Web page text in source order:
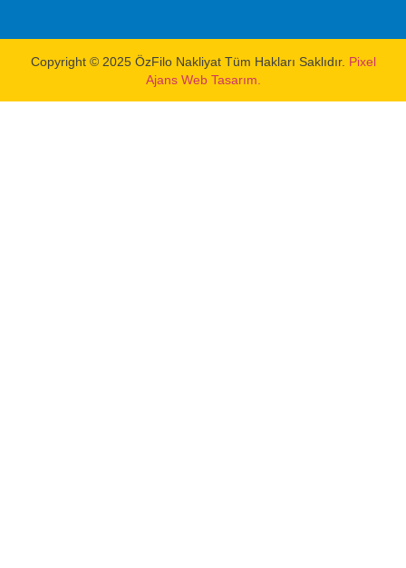
Copyright © 2025 ÖzFilo Nakliyat Tüm Hakları Saklıdır. Pixel
Ajans Web Tasarım.